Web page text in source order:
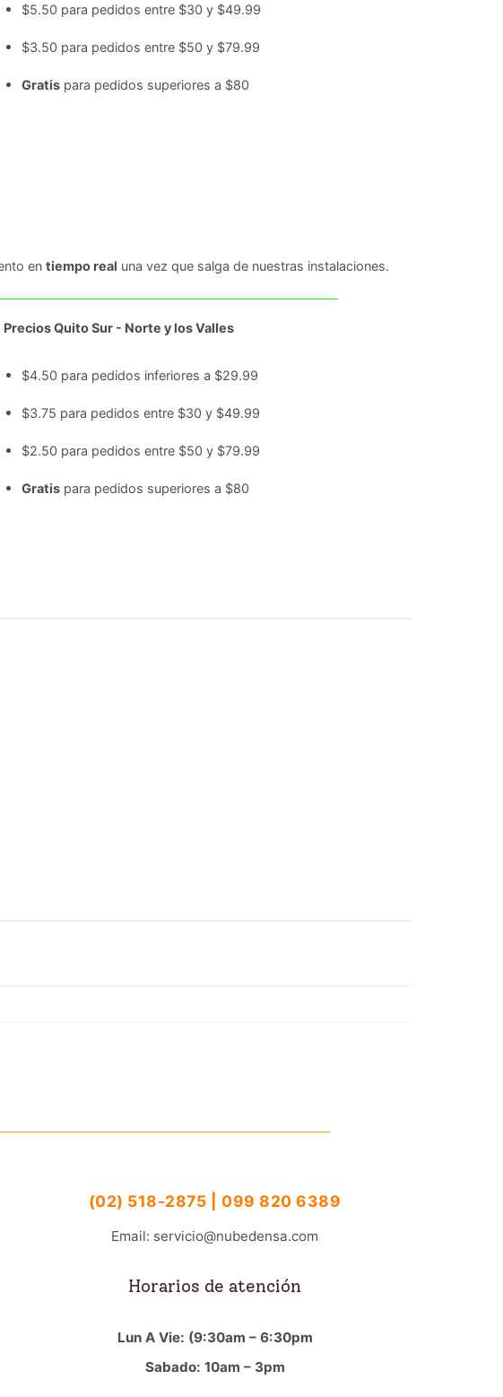
$5.50 para pedidos entre $30 y $49.99
$3.50 para pedidos entre $50 y $79.99
Gratispara pedidos superiores a $80
en tiempo real una vez que salga de nuestras instalaciones.
Precios Quito Sur - Norte y los Valles
$4.50 para pedidos inferiores a $29.99
$3.75 para pedidos entre $30 y $49.99
$2.50 para pedidos entre $50 y $79.99
Gratispara pedidos superiores a $80
(02) 518-2875 | 099 820 6389
Email: servicio@nubedensa.com
Horarios de atención
Lun A Vie: (9:30am – 6:30pm
Sabado: 10am – 3pm